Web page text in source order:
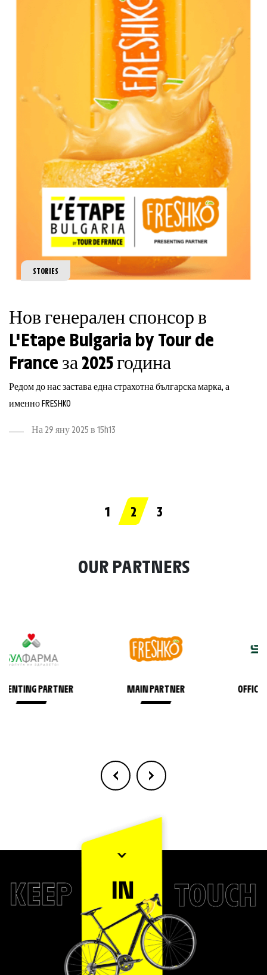
STORIES
Нов генерален спонсор в
L'Etape Bulgaria by Tour de
France за 2025 година
Редом до нас застава една страхотна българска марка, а
именно FRESHKO
На 29 яну 2025 в 15h13
1 2 3
OUR PARTNERS
MAIN PARTNER OFFICIAL CAR SPONSOR